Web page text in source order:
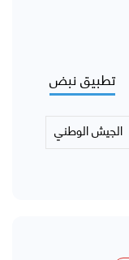
تطبيق نبض
الجيش الوطني